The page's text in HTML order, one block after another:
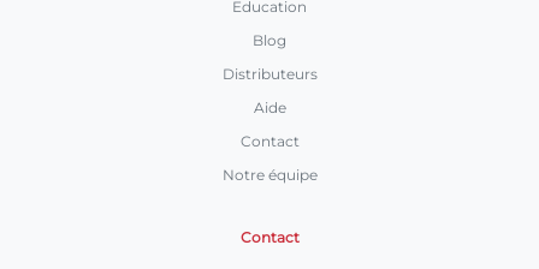
Education
Blog
Distributeurs
Aide
Contact
Notre équipe
Contact